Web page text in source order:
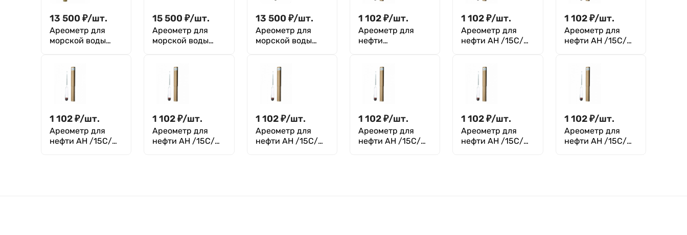
13 500 ₽/шт.
Ареометр для
морской воды
15 500 ₽/шт.
Ареометр для
морской воды
13 500 ₽/шт.
Ареометр для
морской воды
1 102₽/шт.
Ареометр для
нефти
07609129-2004
1 102₽/шт.
Ареометр для
нефти АН /15С/
07609129-2004
1 102₽/шт.
Ареометр для
нефти АН /15С/
2004
1 102₽/шт.
Ареометр для
нефти АН /15С/
1 102₽/шт.
Ареометр для
нефти АН /15С/
1 102₽/шт.
Ареометр для
нефти АН /15С/
1 102₽/шт.
Ареометр для
нефти АН /15С/
1 102₽/шт.
Ареометр для
нефти АН /15С/
1 102₽/шт.
Ареометр для
нефти АН /15С/